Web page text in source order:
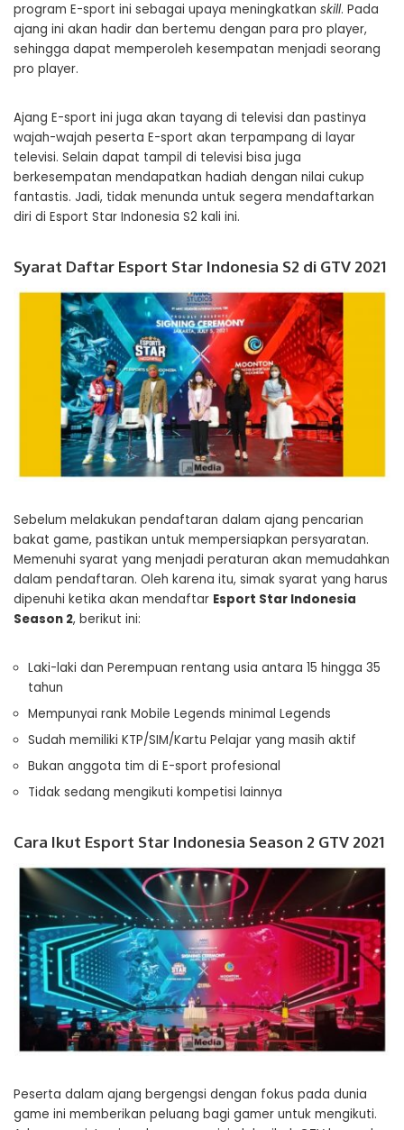
program E-sport ini sebagai upaya meningkatkan skill. Pada
ajang ini akan hadir dan bertemu dengan para pro player,
sehingga dapat memperoleh kesempatan menjadi seorang
pro player.
Ajang E-sport ini juga akan tayang di televisi dan pastinya
wajah-wajah peserta E-sport akan terpampang di layar
televisi. Selain dapat tampil di televisi bisa juga
berkesempatan mendapatkan hadiah dengan nilai cukup
fantastis. Jadi, tidak menunda untuk segera mendaftarkan
diri di Esport Star Indonesia S2 kali ini.
Syarat Daftar Esport Star Indonesia S2 di GTV 2021
Sebelum melakukan pendaftaran dalam ajang pencarian
bakat game, pastikan untuk mempersiapkan persyaratan.
Memenuhi syarat yang menjadi peraturan akan memudahkan
dalam pendaftaran. Oleh karena itu, simak syarat yang harus
dipenuhi ketika akan mendaftar Esport Star Indonesia
Season 2, berikut ini:
Laki-laki dan Perempuan rentang usia antara 15 hingga 35
tahun
Mempunyai rank Mobile Legends minimal Legends
Sudah memiliki KTP/SIM/Kartu Pelajar yang masih aktif
Bukan anggota tim di E-sport profesional
Tidak sedang mengikuti kompetisi lainnya
Cara Ikut Esport Star Indonesia Season 2 GTV 2021
Peserta dalam ajang bergengsi dengan fokus pada dunia
game ini memberikan peluang bagi gamer untuk mengikuti.